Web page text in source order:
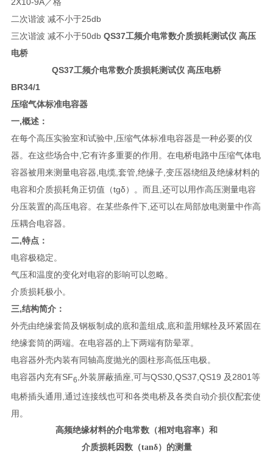
二次谐波 减不小于25db
三次谐波 减不小于50db QS37工频介电常数介质损耗测试仪 高压
电桥
QS37工频介电常数介质损耗测试仪 高压电桥
BR34/1
压缩气体标准电容器
一,概述：
在每个高压实验室和试验中,压缩气体标准电容器是一种必要的仪
器。在这些场合中,它有许多重要的作用。在电桥电路中压缩气体电
容器被用来测量电容器,电缆,套管,绝缘子,变压器绕组及绝缘材料的
电容和介质损耗角正切值（tgδ）。而且,还可以用作高压测量电容
分压装置的高压电容。在某些条件下,还可以在局部放电测量中作高
压耦合电容器。
二,特点：
电容极稳定。
气压和温度的变化对电容的影响可以忽略。
介质损耗极小。
三,结构简介：
外壳由绝缘套筒及钢板制成的底和盖组成,底和盖用螺栓及环紧固在
绝缘套筒的两端。在电容器的上下两端有防晕罩。
电容器外壳内装有同轴高度抛光的圆柱形高低压电极。
电容器内充有SF6 ,外装屏蔽插座,可与QS30,QS37,QS19 及2801等
电桥插头通用,通过连接线也可和各类电桥及各类自动介损仪配套使
用。
高频绝缘材料的介电常数（相对电容率）和
介质损耗因数（tanδ）的测量